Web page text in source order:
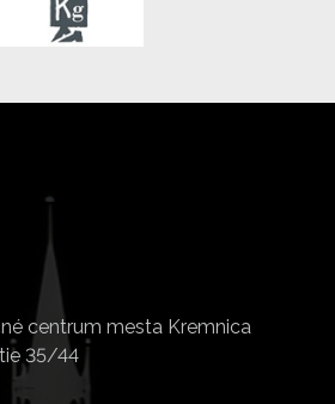
centrum mesta Kremnica
35/44